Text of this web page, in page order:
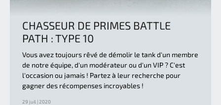
CHASSEUR DE PRIMES BATTLE
PATH : TYPE 10
Vous avez toujours rêvé de démolir le tank d'un membre
de notre équipe, d'un modérateur ou d'un VIP ? C'est
l'occasion ou jamais ! Partez à leur recherche pour
gagner des récompenses incroyables !
29 juil | 2020